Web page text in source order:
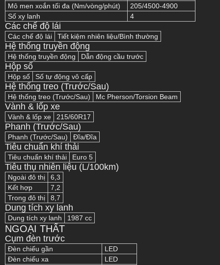
Mô men xoắn tối đa (Nm/vòng/phút)
205/4500-4900
Số xy lanh
4
Các chế độ lái
Các chế độ lái Tiết kiệm nhiên liệu/Bình thường
Hệ thống truyền động
Hệ thống truyền động Dẫn động cầu trước
Hộp số
Hộp số Số tự động vô cấp
Hệ thống treo (Trước/Sau)
Hệ thống treo (Trước/Sau) Mc Pherson/Torsion Beam
Vành & lốp xe
Vành & lốp xe 215/60R17
Phanh (Trước/Sau)
Phanh (Trước/Sau) Đĩa/Đĩa
Tiêu chuẩn khí thải
Tiêu chuẩn khí thải Euro 5
Tiêu thụ nhiên liệu (L/100km)
Ngoài đô thị
6,3
Kết hợp
7,2
Trong đô thị
8,7
Dung tích xy lanh
Dung tích xy lanh 1987 cc
NGOẠI THẤT
Cụm đèn trước
Đèn chiếu gần
LED
Đèn chiếu xa
LED